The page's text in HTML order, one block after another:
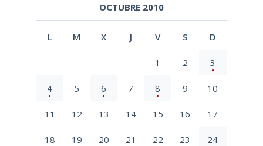
OCTUBRE 2010
L M X J V S D
1 2 3
4 5 6 7 8 9 10
11 12 13 14 15 16 17
18 19 20 21 22 23 24